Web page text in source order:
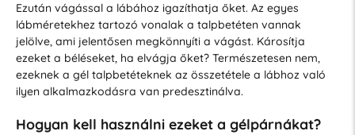
Ezután vágással a lábához igazíthatja őket. Az egyes
lábméretekhez tartozó vonalak a talpbetéten vannak
jelölve, ami jelentősen megkönnyíti a vágást. Károsítja
ezeket a béléseket, ha elvágja őket? Természetesen nem,
ezeknek a gél talpbetéteknek az összetétele a lábhoz való
ilyen alkalmazkodásra van predesztinálva.
Hogyan kell használni ezeket a gélpárnákat?